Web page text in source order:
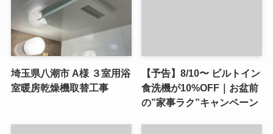
埼玉県八潮市 A様 ３室用浴
室暖房乾燥機取替工事
【予告】8/10〜 ビルトイン
食洗機が10%OFF｜お盆前
の”家事ラク”キャンペーン